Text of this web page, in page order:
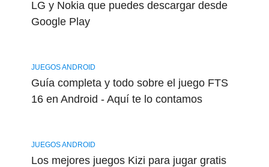
LG y Nokia que puedes descargar desde
Google Play
JUEGOS ANDROID
Guía completa y todo sobre el juego FTS
16 en Android - Aquí te lo contamos
JUEGOS ANDROID
Los mejores juegos Kizi para jugar gratis